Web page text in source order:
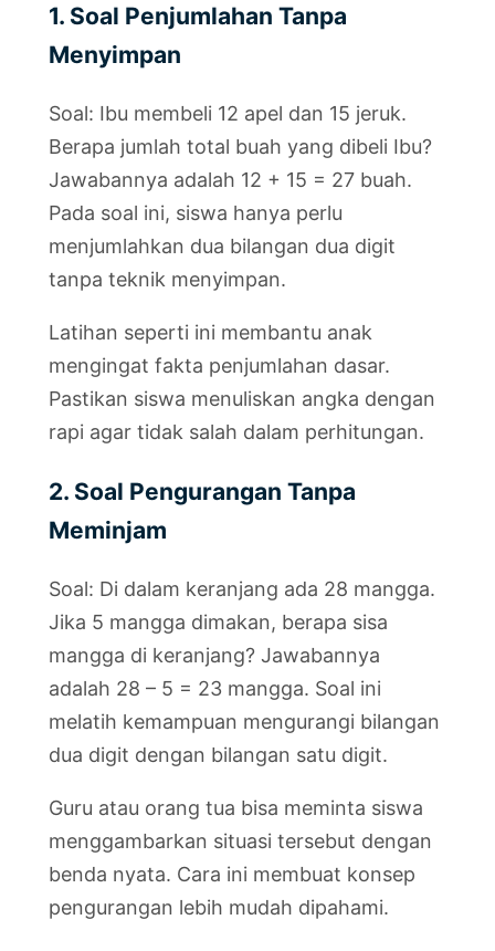
1. Soal Penjumlahan Tanpa
Menyimpan
Soal: Ibu membeli 12 apel dan 15 jeruk.
Berapa jumlah total buah yang dibeli Ibu?
Jawabannya adalah 12 + 15 = 27 buah.
Pada soal ini, siswa hanya perlu
menjumlahkan dua bilangan dua digit
tanpa teknik menyimpan.
Latihan seperti ini membantu anak
mengingat fakta penjumlahan dasar.
Pastikan siswa menuliskan angka dengan
rapi agar tidak salah dalam perhitungan.
2. Soal Pengurangan Tanpa
Meminjam
Soal: Di dalam keranjang ada 28 mangga.
Jika 5 mangga dimakan, berapa sisa
mangga di keranjang? Jawabannya
adalah 28 – 5 = 23 mangga. Soal ini
melatih kemampuan mengurangi bilangan
dua digit dengan bilangan satu digit.
Guru atau orang tua bisa meminta siswa
menggambarkan situasi tersebut dengan
benda nyata. Cara ini membuat konsep
pengurangan lebih mudah dipahami.